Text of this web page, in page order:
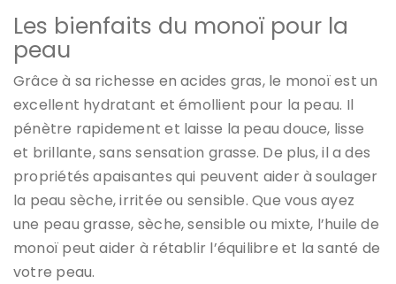
Les bienfaits du monoï pour la
peau
Grâce à sa richesse en acides gras, le monoï est un
excellent hydratant et émollient pour la peau. Il
pénètre rapidement et laisse la peau douce, lisse
et brillante, sans sensation grasse. De plus, il a des
propriétés apaisantes qui peuvent aider à soulager
la peau sèche, irritée ou sensible. Que vous ayez
une peau grasse, sèche, sensible ou mixte, l’huile de
monoï peut aider à rétablir l’équilibre et la santé de
votre peau.